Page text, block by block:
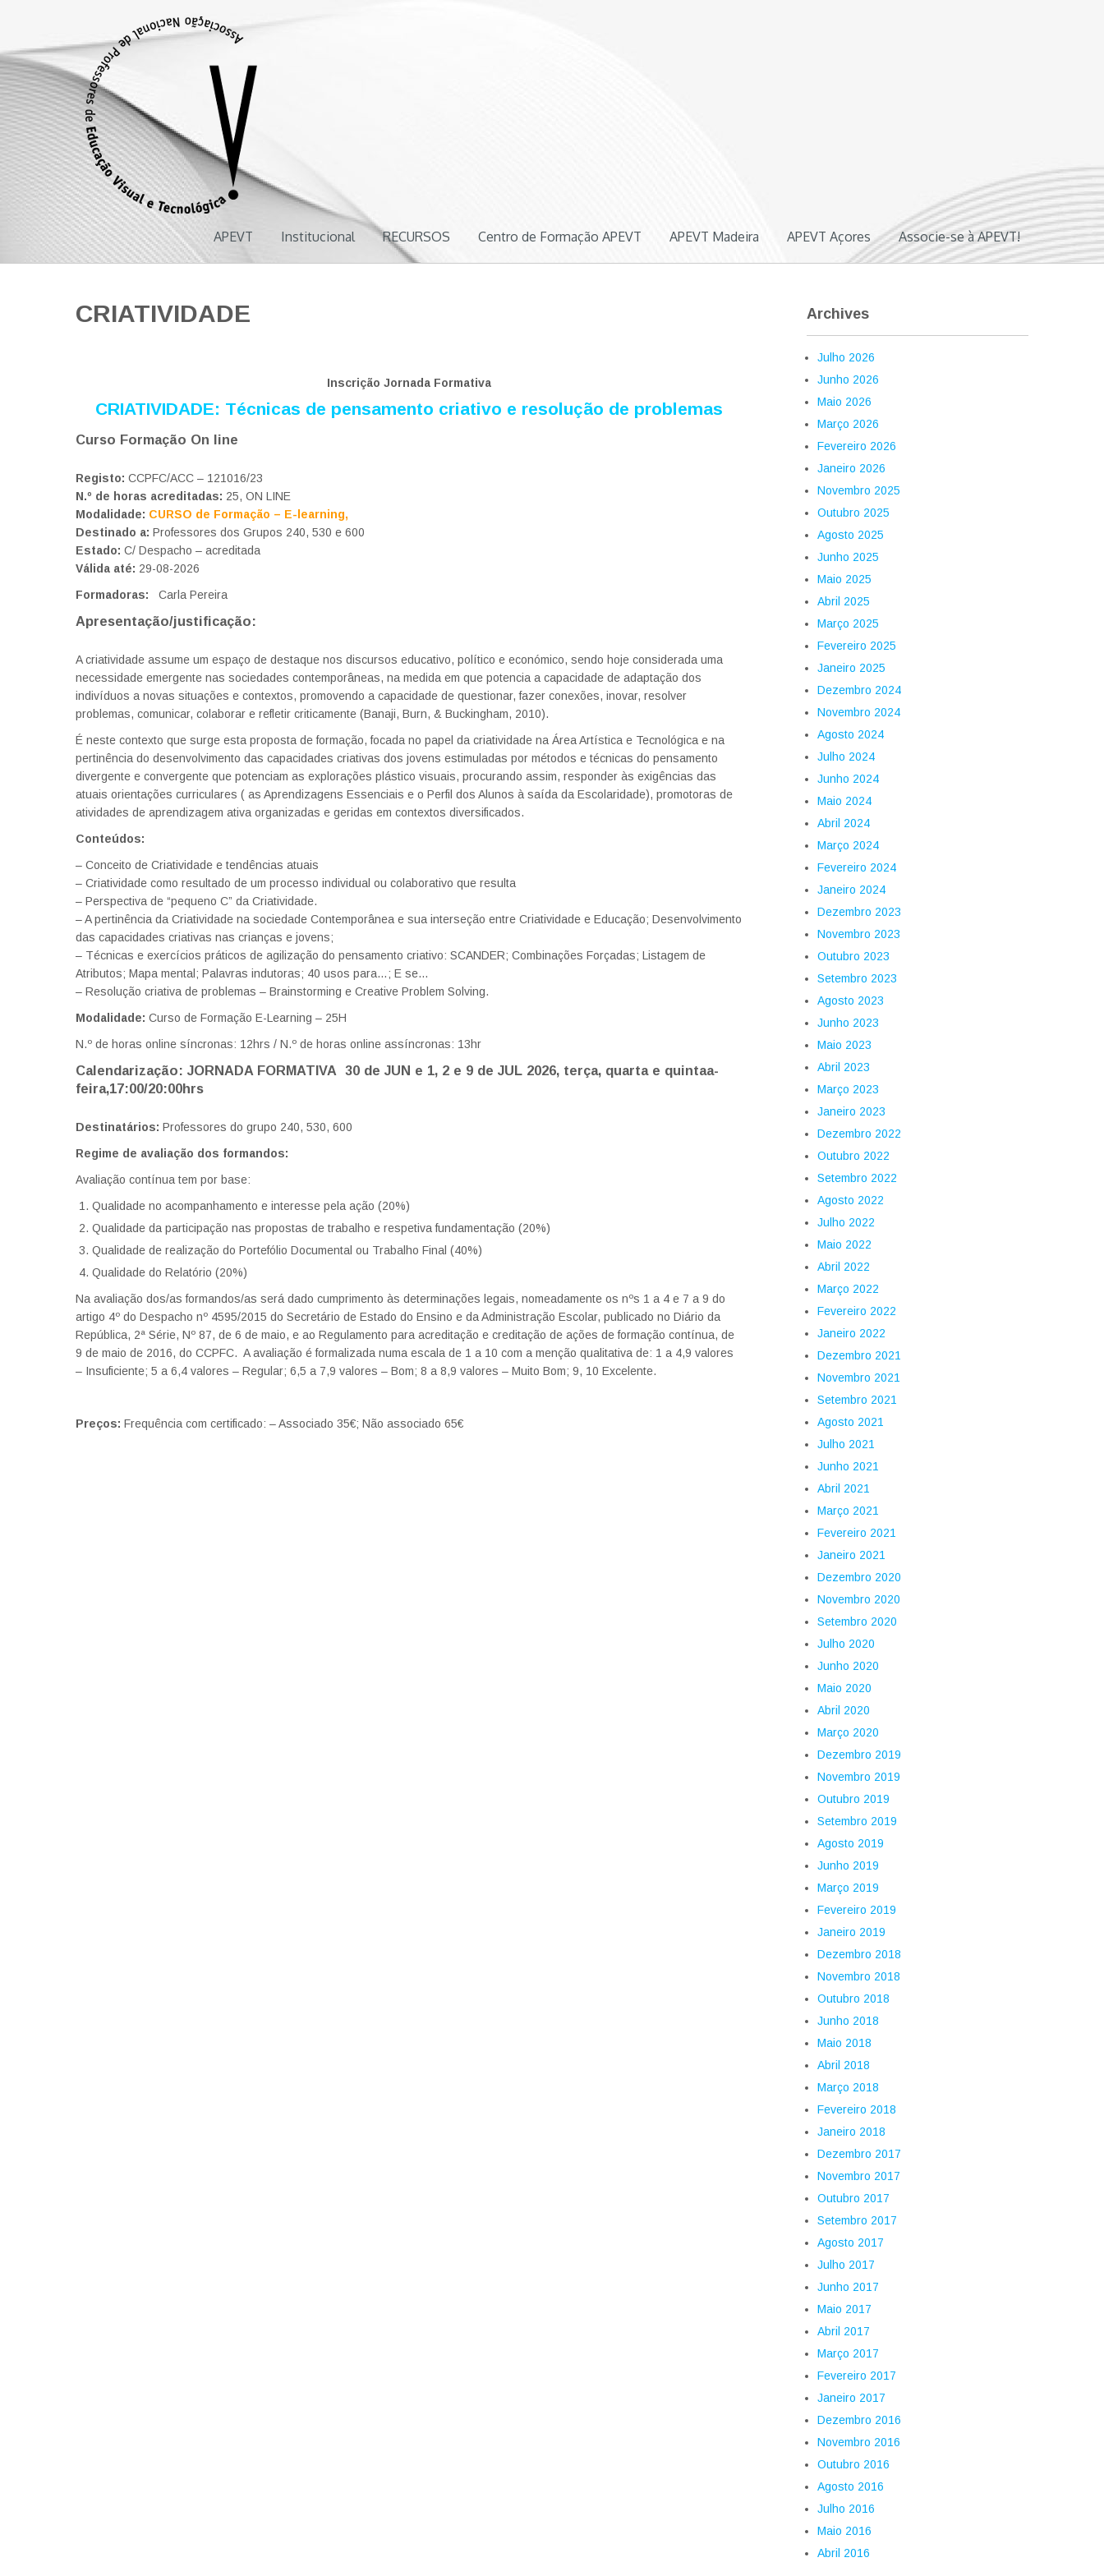
APEVT
Associação Nacional de Professores de Educação Visual e Tecnológica
APEVT Institucional RECURSOS Centro de Formação APEVT APEVT Madeira APEVT Açores Associe-se à APEVT!
CRIATIVIDADE
Inscrição Jornada Formativa
CRIATIVIDADE: Técnicas de pensamento criativo e resolução de problemas
Curso Formação On line
Registo: CCPFC/ACC – 121016/23
N.º de horas acreditadas: 25, ON LINE
Modalidade: CURSO de Formação – E-learning,
Destinado a: Professores dos Grupos 240, 530 e 600
Estado: C/ Despacho – acreditada
Válida até: 29-08-2026
Formadoras: Carla Pereira
Apresentação/justificação:
A criatividade assume um espaço de destaque nos discursos educativo, político e económico, sendo hoje considerada uma
necessidade emergente nas sociedades contemporâneas, na medida em que potencia a capacidade de adaptação dos
indivíduos a novas situações e contextos, promovendo a capacidade de questionar, fazer conexões, inovar, resolver
problemas, comunicar, colaborar e refletir criticamente (Banaji, Burn, & Buckingham, 2010).
É neste contexto que surge esta proposta de formação, focada no papel da criatividade na Área Artística e Tecnológica e na
pertinência do desenvolvimento das capacidades criativas dos jovens estimuladas por métodos e técnicas do pensamento
divergente e convergente que potenciam as explorações plástico visuais, procurando assim, responder às exigências das
atuais orientações curriculares ( as Aprendizagens Essenciais e o Perfil dos Alunos à saída da Escolaridade), promotoras de
atividades de aprendizagem ativa organizadas e geridas em contextos diversificados.
Conteúdos:
– Conceito de Criatividade e tendências atuais
– Criatividade como resultado de um processo individual ou colaborativo que resulta
– Perspectiva de “pequeno C” da Criatividade.
– A pertinência da Criatividade na sociedade Contemporânea e sua interseção entre Criatividade e Educação; Desenvolvimento
das capacidades criativas nas crianças e jovens;
– Técnicas e exercícios práticos de agilização do pensamento criativo: SCANDER; Combinações Forçadas; Listagem de
Atributos; Mapa mental; Palavras indutoras; 40 usos para…; E se…
– Resolução criativa de problemas – Brainstorming e Creative Problem Solving.
Modalidade: Curso de Formação E-Learning – 25H
N.º de horas online síncronas: 12hrs / N.º de horas online assíncronas: 13hr
Calendarização: JORNADA FORMATIVA 30 de JUN e 1, 2 e 9 de JUL 2026, terça, quarta e quintaa-
feira,17:00/20:00hrs
Destinatários: Professores do grupo 240, 530, 600
Regime de avaliação dos formandos:
Avaliação contínua tem por base:
Qualidade no acompanhamento e interesse pela ação (20%)
Qualidade da participação nas propostas de trabalho e respetiva fundamentação (20%)
Qualidade de realização do Portefólio Documental ou Trabalho Final (40%)
Qualidade do Relatório (20%)
Na avaliação dos/as formandos/as será dado cumprimento às determinações legais, nomeadamente os nºs 1 a 4 e 7 a 9 do
artigo 4º do Despacho nº 4595/2015 do Secretário de Estado do Ensino e da Administração Escolar, publicado no Diário da
República, 2ª Série, Nº 87, de 6 de maio, e ao Regulamento para acreditação e creditação de ações de formação contínua, de
9 de maio de 2016, do CCPFC. A avaliação é formalizada numa escala de 1 a 10 com a menção qualitativa de: 1 a 4,9 valores
– Insuficiente; 5 a 6,4 valores – Regular; 6,5 a 7,9 valores – Bom; 8 a 8,9 valores – Muito Bom; 9, 10 Excelente.
Preços: Frequência com certificado: – Associado 35€; Não associado 65€
Archives
Julho 2026
Junho 2026
Maio 2026
Março 2026
Fevereiro 2026
Janeiro 2026
Novembro 2025
Outubro 2025
Agosto 2025
Junho 2025
Maio 2025
Abril 2025
Março 2025
Fevereiro 2025
Janeiro 2025
Dezembro 2024
Novembro 2024
Agosto 2024
Julho 2024
Junho 2024
Maio 2024
Abril 2024
Março 2024
Fevereiro 2024
Janeiro 2024
Dezembro 2023
Novembro 2023
Outubro 2023
Setembro 2023
Agosto 2023
Junho 2023
Maio 2023
Abril 2023
Março 2023
Janeiro 2023
Dezembro 2022
Outubro 2022
Setembro 2022
Agosto 2022
Julho 2022
Maio 2022
Abril 2022
Março 2022
Fevereiro 2022
Janeiro 2022
Dezembro 2021
Novembro 2021
Setembro 2021
Agosto 2021
Julho 2021
Junho 2021
Abril 2021
Março 2021
Fevereiro 2021
Janeiro 2021
Dezembro 2020
Novembro 2020
Setembro 2020
Julho 2020
Junho 2020
Maio 2020
Abril 2020
Março 2020
Dezembro 2019
Novembro 2019
Outubro 2019
Setembro 2019
Agosto 2019
Junho 2019
Março 2019
Fevereiro 2019
Janeiro 2019
Dezembro 2018
Novembro 2018
Outubro 2018
Junho 2018
Maio 2018
Abril 2018
Março 2018
Fevereiro 2018
Janeiro 2018
Dezembro 2017
Novembro 2017
Outubro 2017
Setembro 2017
Agosto 2017
Julho 2017
Junho 2017
Maio 2017
Abril 2017
Março 2017
Fevereiro 2017
Janeiro 2017
Dezembro 2016
Novembro 2016
Outubro 2016
Agosto 2016
Julho 2016
Maio 2016
Abril 2016